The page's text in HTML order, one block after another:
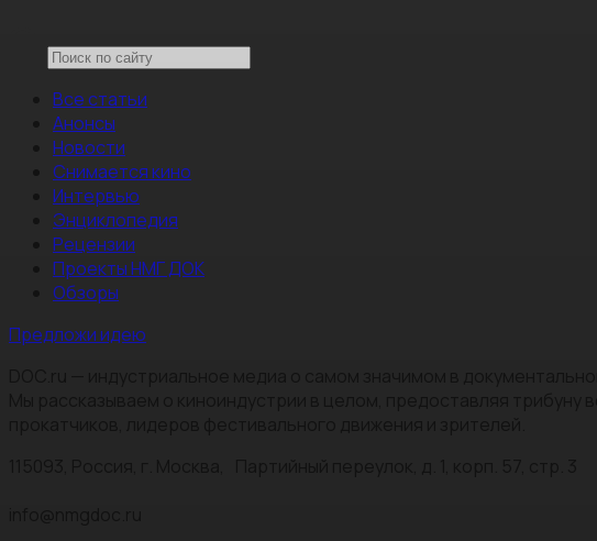
Все статьи
Анонсы
Новости
Снимается кино
Интервью
Энциклопедия
Рецензии
Проекты НМГ ДОК
Обзоры
Предложи идею